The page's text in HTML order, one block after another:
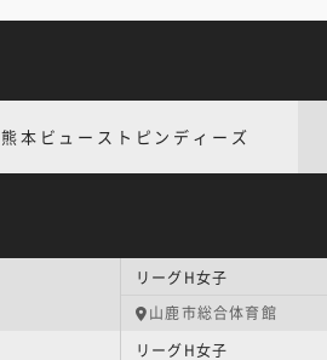
熊本ビューストピンディーズ
リーグH女子
山鹿市総合体育館
リーグH女子